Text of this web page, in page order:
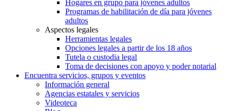
Hogares en grupo para jóvenes adultos
Programas de habilitación de día para jóvenes
adultos
Aspectos legales
Herramientas legales
Opciones legales a partir de los 18 años
Tutela o custodia legal
Toma de decisiones con apoyo y poder notarial
Encuentra servicios, grupos y eventos
Información general
Agencias estatales y servicios
Videoteca